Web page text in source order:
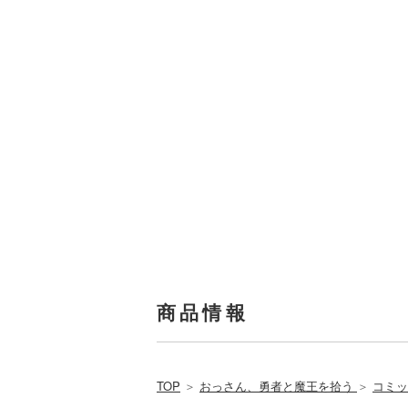
商品情報
TOP ＞ おっさん、勇者と魔王を拾う ＞ コミ